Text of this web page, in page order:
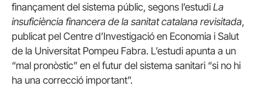
finançament del sistema públic, segons l’estudi La
insuficiència financera de la sanitat catalana revisitada,
publicat pel Centre d’Investigació en Economia i Salut
de la Universitat Pompeu Fabra. L’estudi apunta a un
“mal pronòstic” en el futur del sistema sanitari “si no hi
ha una correcció important”.